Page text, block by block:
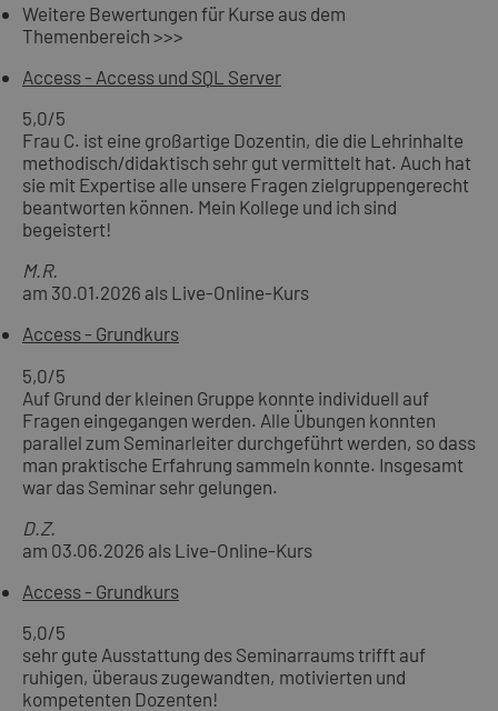
Weitere Bewertungen für Kurse aus dem
Themenbereich >>>
Access - Access und SQL Server
5,0/5
Frau C. ist eine großartige Dozentin, die die Lehrinhalte
methodisch/didaktisch sehr gut vermittelt hat. Auch hat
sie mit Expertise alle unsere Fragen zielgruppengerecht
beantworten können. Mein Kollege und ich sind
begeistert!
M.R.
am 30.01.2026 als Live-Online-Kurs
Access - Grundkurs
5,0/5
Auf Grund der kleinen Gruppe konnte individuell auf
Fragen eingegangen werden. Alle Übungen konnten
parallel zum Seminarleiter durchgeführt werden, so dass
man praktische Erfahrung sammeln konnte. Insgesamt
war das Seminar sehr gelungen.
D.Z.
am 03.06.2026 als Live-Online-Kurs
Access - Grundkurs
5,0/5
sehr gute Ausstattung des Seminarraums trifft auf
ruhigen, überaus zugewandten, motivierten und
kompetenten Dozenten!